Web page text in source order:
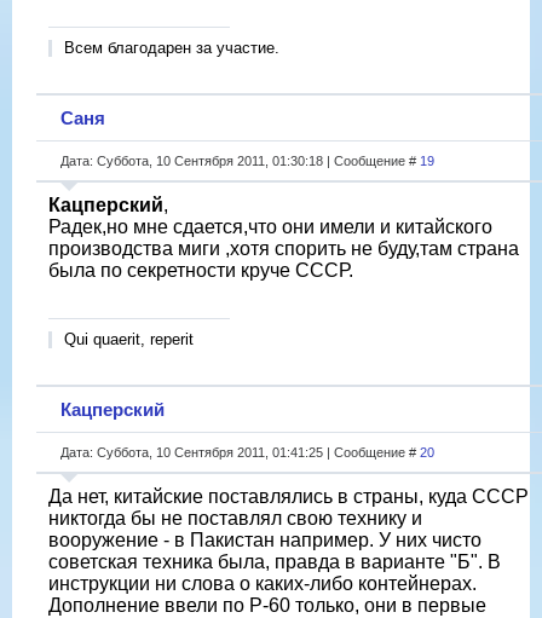
Всем благодарен за участие.
Саня
Дата: Суббота, 10 Сентября 2011, 01:30:18 | Сообщение # 19
Кацперский,
Радек,но мне сдается,что они имели и китайского
производства миги ,хотя спорить не буду,там страна
была по секретности круче СССР.
Qui quaerit, reperit
Кацперский
Дата: Суббота, 10 Сентября 2011, 01:41:25 | Сообщение # 20
Да нет, китайские поставлялись в страны, куда СССР
никтогда бы не поставлял свою технику и
вооружение - в Пакистан например. У них чисто
советская техника была, правда в варианте "Б". В
инструкции ни слова о каких-либо контейнерах.
Дополнение ввели по Р-60 только, они в первые